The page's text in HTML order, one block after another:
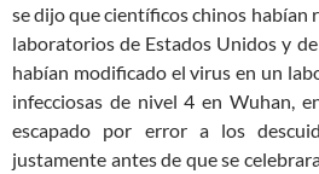
se dijo que científicos chinos habían
laboratorios de Estados Unidos y
habían modificado el virus en un
infecciosas de nivel 4 en Wuhan,
escapado por error a los
justamente antes de que se